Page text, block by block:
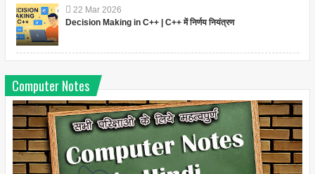
22 Mar 2026
Decision Making in C++ | C++ में निर्णय नियंत्रण
Computer Notes